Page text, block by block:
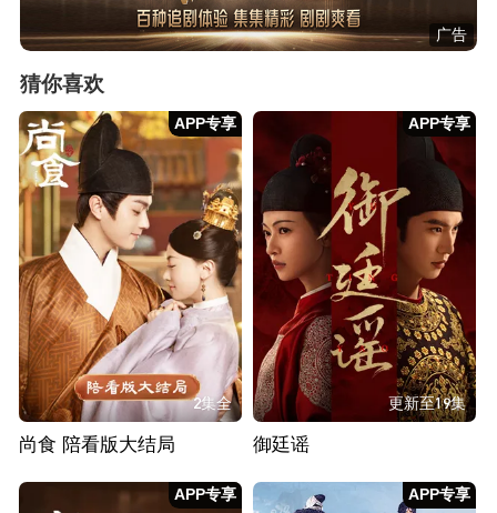
广告
猜你喜欢
APP专享
2集全
尚食 陪看版大结局
APP专享
更新至19集
御廷谣
APP专享 APP专享